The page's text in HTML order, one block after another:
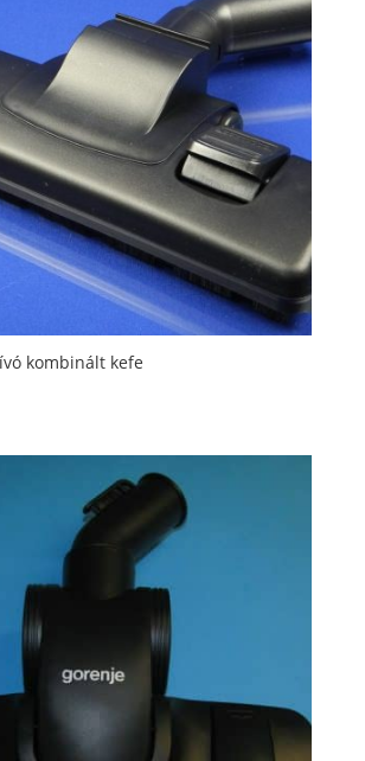
kombinált kefe